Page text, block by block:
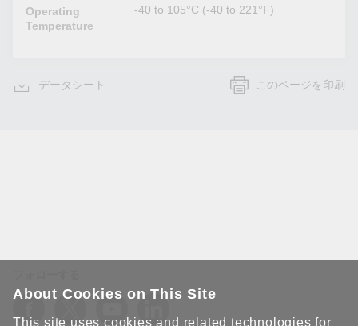
Operating
Temperature
-40 to 105°C (-40 to 221°F)
データシート このページを印刷
About Cookies on This Site
This site uses cookies and related technologies for